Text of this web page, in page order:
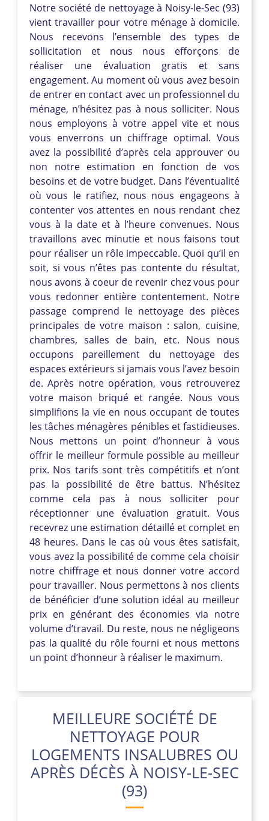
Notre société de nettoyage à Noisy-le-Sec (93)
vient travailler pour votre ménage à domicile.
Nous recevons l’ensemble des types de
sollicitation et nous nous efforçons de
réaliser une évaluation gratis et sans
engagement. Au moment où vous avez besoin
de entrer en contact avec un professionnel du
ménage, n’hésitez pas à nous solliciter. Nous
nous employons à votre appel vite et nous
vous enverrons un chiffrage optimal. Vous
avez la possibilité d’après cela approuver ou
non notre estimation en fonction de vos
besoins et de votre budget. Dans l’éventualité
où vous le ratifiez, nous nous engageons à
contenter vos attentes en nous rendant chez
vous à la date et à l’heure convenues. Nous
travaillons avec minutie et nous faisons tout
pour réaliser un rôle impeccable. Quoi qu’il en
soit, si vous n’êtes pas contente du résultat,
nous avons à coeur de revenir chez vous pour
vous redonner entière contentement. Notre
passage comprend le nettoyage des pièces
principales de votre maison : salon, cuisine,
chambres, salles de bain, etc. Nous nous
occupons pareillement du nettoyage des
espaces extérieurs si jamais vous l’avez besoin
de. Après notre opération, vous retrouverez
votre maison briqué et rangée. Nous vous
simplifions la vie en nous occupant de toutes
les tâches ménagères pénibles et fastidieuses.
Nous mettons un point d’honneur à vous
offrir le meilleur formule possible au meilleur
prix. Nos tarifs sont très compétitifs et n’ont
pas la possibilité de être battus. N’hésitez
comme cela pas à nous solliciter pour
réceptionner une évaluation gratuit. Vous
recevrez une estimation détaillé et complet en
48 heures. Dans le cas où vous êtes satisfait,
vous avez la possibilité de comme cela choisir
notre chiffrage et nous donner votre accord
pour travailler. Nous permettons à nos clients
de bénéficier d’une solution idéal au meilleur
prix en générant des économies via notre
volume d’travail. Du reste, nous ne négligeons
pas la qualité du rôle fourni et nous mettons
un point d’honneur à réaliser le maximum.
MEILLEURE SOCIÉTÉ DE
NETTOYAGE POUR
LOGEMENTS INSALUBRES OU
APRÈS DÉCÈS À NOISY-LE-SEC
(93)